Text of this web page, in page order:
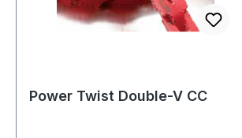
Power Twist Double-V CC